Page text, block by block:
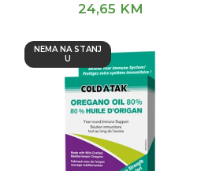
24,65 KM
NEMA NA STANJ
U